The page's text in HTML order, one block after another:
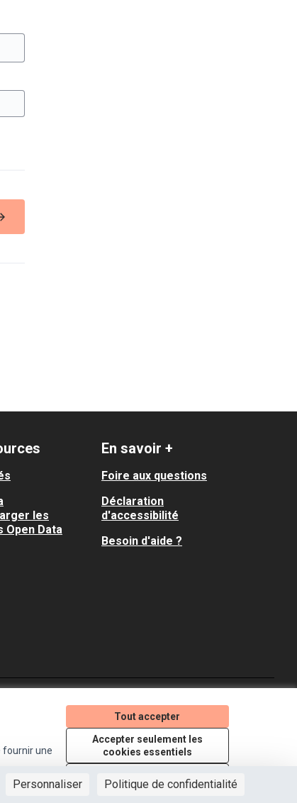
Personnaliser Politique de confidentialité
fournir une
Tout accepter
Accepter seulement les
cookies essentiels
les
Open Data
En savoir +
Foire aux questions
Déclaration
d'accessibilité
Besoin d'aide ?
(Lien externe)
(Lien externe)
(Lien externe)
Licence Creative
(Lien externe)